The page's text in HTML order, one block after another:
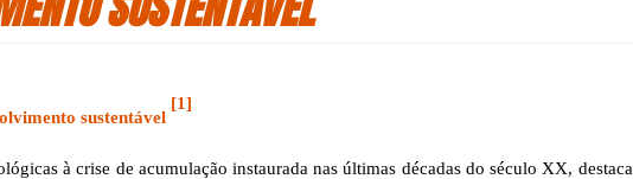
sustentável
[1]
à crise de acumulação instaurada nas últimas décadas do século XX,